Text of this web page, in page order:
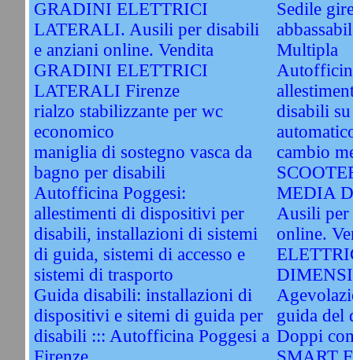
GRADINI ELETTRICI
LATERALI. Ausili per disabili
e anziani online. Vendita
GRADINI ELETTRICI
LATERALI Firenze
rialzo stabilizzante per wc
economico
maniglia di sostegno vasca da
bagno per disabili
Autofficina Poggesi:
allestimenti di dispositivi per
disabili, installazioni di sistemi
di guida, sistemi di accesso e
sistemi di trasporto
Guida disabili: installazioni di
dispositivi e sitemi di guida per
disabili ::: Autofficina Poggesi a
Sedile
Multipla
disabili
cambio
MEDIA
Ausili per
online.
guida del
Doppi